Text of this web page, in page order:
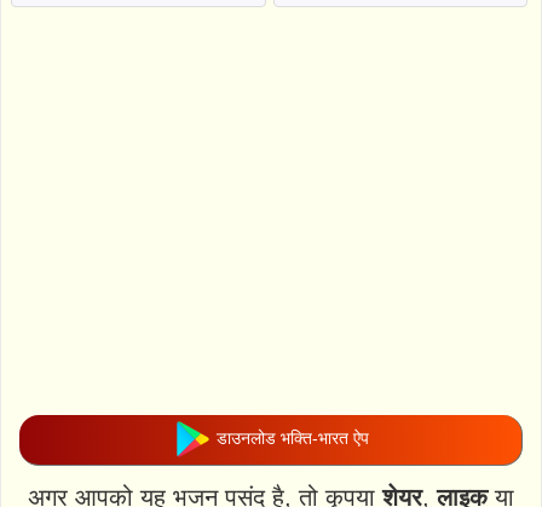
डाउनलोड भक्ति-भारत ऐप
अगर आपको यह भजन पसंद है, तो कृपयाशेयर,लाइकया